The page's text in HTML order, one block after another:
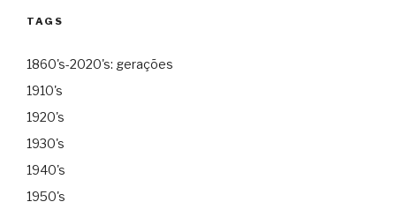
TAGS
1860's-2020's: gerações
1910's
1920's
1930's
1940's
1950's